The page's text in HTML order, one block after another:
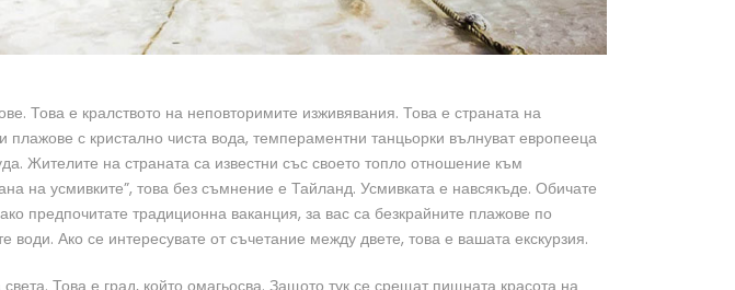
Това е кралството на неповторимите изживявания. Това е страната на
с кристално чиста вода, темпераментни танцьорки вълнуват европееца
Жителите на страната са известни със своето топло отношение към
на усмивките”, това без съмнение е Тайланд. Усмивката е навсякъде. Обичате
предпочитате традиционна ваканция, за вас са безкрайните плажове по
Ако се интересувате от съчетание между двете, това е вашата екскурзия.
Това е град, който омагьосва. Защото тук се срещат пищната красота на